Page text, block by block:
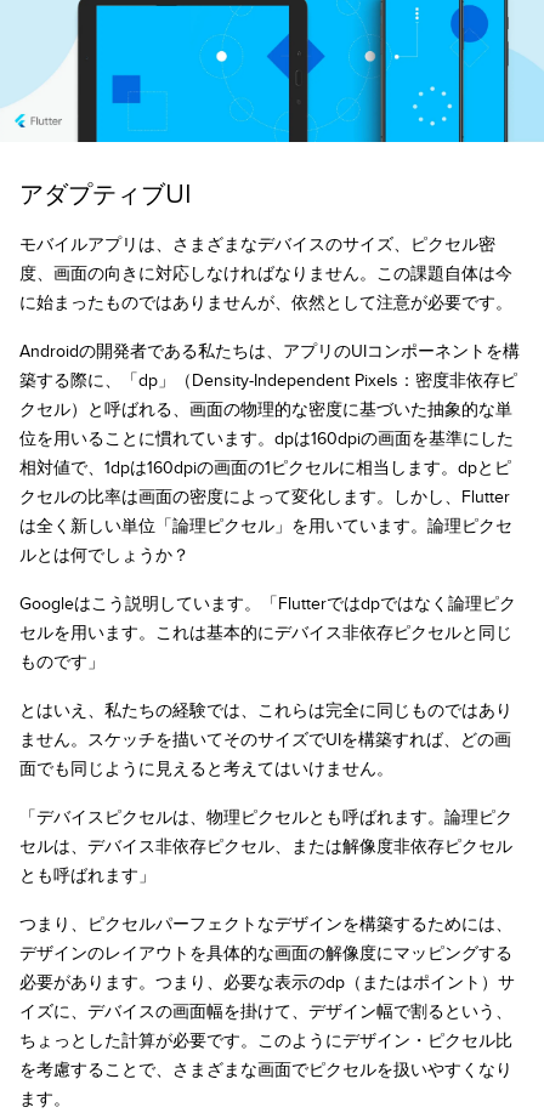
アダプティブUI
モバイルアプリは、さまざまなデバイスのサイズ、ピクセル密
度、画面の向きに対応しなければなりません。この課題自体は今
に始まったものではありませんが、依然として注意が必要です。
Androidの開発者である私たちは、アプリのUIコンポーネントを構
築する際に、「dp」（Density-Independent Pixels：密度非依存ピ
クセル）と呼ばれる、画面の物理的な密度に基づいた抽象的な単
位を用いることに慣れています。dpは160dpiの画面を基準にした
相対値で、1dpは160dpiの画面の1ピクセルに相当します。dpとピ
クセルの比率は画面の密度によって変化します。しかし、Flutter
は全く新しい単位「論理ピクセル」を用いています。論理ピクセ
ルとは何でしょうか？
Googleはこう説明しています。「Flutterではdpではなく論理ピク
セルを用います。これは基本的にデバイス非依存ピクセルと同じ
ものです」
とはいえ、私たちの経験では、これらは完全に同じものではあり
ません。スケッチを描いてそのサイズでUIを構築すれば、どの画
面でも同じように見えると考えてはいけません。
「デバイスピクセルは、物理ピクセルとも呼ばれます。論理ピク
セルは、デバイス非依存ピクセル、または解像度非依存ピクセル
とも呼ばれます」
つまり、ピクセルパーフェクトなデザインを構築するためには、
デザインのレイアウトを具体的な画面の解像度にマッピングする
必要があります。つまり、必要な表示のdp（またはポイント）サ
イズに、デバイスの画面幅を掛けて、デザイン幅で割るという、
ちょっとした計算が必要です。このようにデザイン・ピクセル比
を考慮することで、さまざまな画面でピクセルを扱いやすくなり
ます。